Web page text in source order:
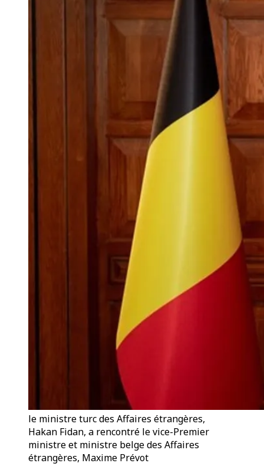
le ministre turc des Affaires étrangères,
Hakan Fidan, a rencontré le vice-Premier
ministre et ministre belge des Affaires
étrangères, Maxime Prévot